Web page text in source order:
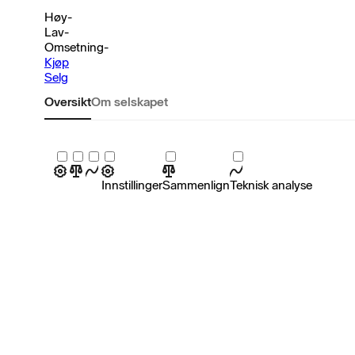
Høy-
Lav-
Omsetning-
Kjøp
Selg
OversiktOm selskapet
InnstillingerSammenlignTeknisk analyse